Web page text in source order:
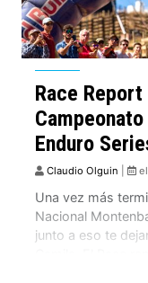
Race
Enduro
Claudio Olguin
Una vez más
Nacional
junto a eso te